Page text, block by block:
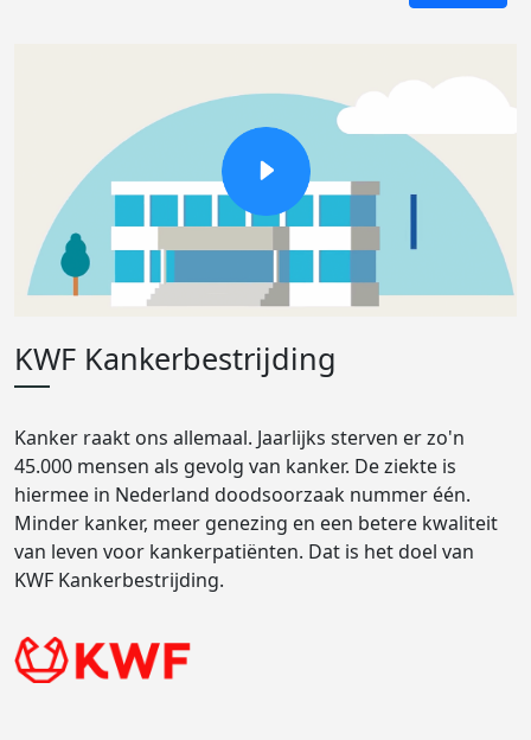
KWF Kankerbestrijding
Kanker raakt ons allemaal. Jaarlijks sterven er zo'n
45.000 mensen als gevolg van kanker. De ziekte is
hiermee in Nederland doodsoorzaak nummer één.
Minder kanker, meer genezing en een betere kwaliteit
van leven voor kankerpatiënten. Dat is het doel van
KWF Kankerbestrijding.